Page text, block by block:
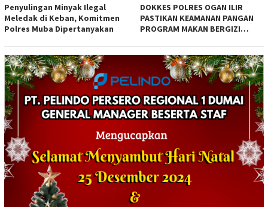
Penyulingan Minyak Ilegal
Meledak di Keban, Komitmen
Polres Muba Dipertanyakan
DOKKES POLRES OGAN ILIR
PASTIKAN KEAMANAN PANGAN
PROGRAM MAKAN BERGIZI
ORGANOLEPTIK*